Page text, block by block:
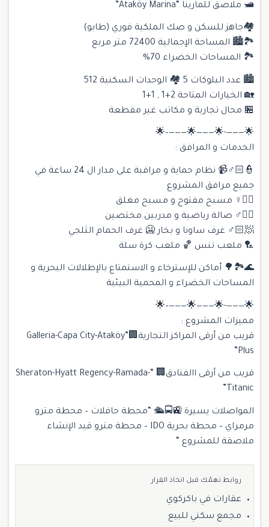
🛥 ملاصق للمارينا “Ataköy Marina”
🏘جاهز للسكن و صك الملكية فوري (طابو)
🏞🏙 المساحة الإجمالية 72400 متر مربع
🏞 المساحات الخضراء 70%
🏙 عدد البلوكات 5 🏘 الوحدات السكنية 512
🏡 الخيارات المتاحة 2+1 , 1+1
🏪 محال تجارية و مكاتب غير مقطعة
🌟———-🌟———🌟———–🌟
الخدمات و المرافق :
👮🏻♂📹 نظام حماية و مراقبة على مدار ال 24 ساعة في
جميع مرافق المشروع
🏊🏻♀ مسبح مفتوح و مسبح مغلق
🏋🏻♂ صالة رياضية و مدربين مختصين
🧖🏻♂ غرف ساونا و بخار 🥶 غرف الحمام الثلجي
🏸 ملعب تنس 🏀 ملعب كرة سلة
🌊🏞🌳 أماكن للإسترخاء و الاستمتاع بالإطلالات البحرية و
المساحات الخضراء و المحمية البيئية
🌟———-🌟———🌟———–🌟
مميزات المشروع :
قريب من أرقى المراكز التجارية🏢”Galleria-Capa City-Ataköy
Plus”
قريب من أرقى االفنادق🏢 “Sheraton-Hyatt Regency-Ramada-
Titanic”
المواصلات يسيرة 🚉🚍🛳 “محطة حافلات – محطة مترو
مرمراي – محطة بحرية IDO – محطة مترو قيد الإنشاء
ملاصقة للمشروع “
روابط تهمّك قبل اتخاذ القرار
عقارات في باكركوي
مجمع سكني للبيع